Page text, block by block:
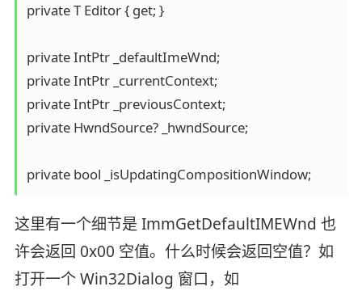
private T Editor { get; }
private IntPtr _defaultImeWnd;
private IntPtr _currentContext;
private IntPtr _previousContext;
private HwndSource? _hwndSource;
private bool _isUpdatingCompositionWindow;
这里有一个细节是 ImmGetDefaultIMEWnd 也
许会返回 0x00 空值。什么时候会返回空值？如
打开一个 Win32Dialog 窗口，如